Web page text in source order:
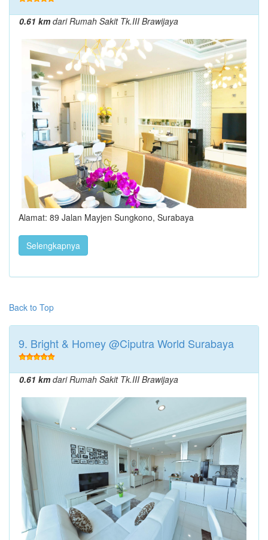
0.61 kmdari Rumah Sakit Tk.III Brawijaya
Alamat: 89 Jalan Mayjen Sungkono, Surabaya
Selengkapnya
Back to Top
9. Bright & Homey @Ciputra World Surabaya
0.61 kmdari Rumah Sakit Tk.III Brawijaya